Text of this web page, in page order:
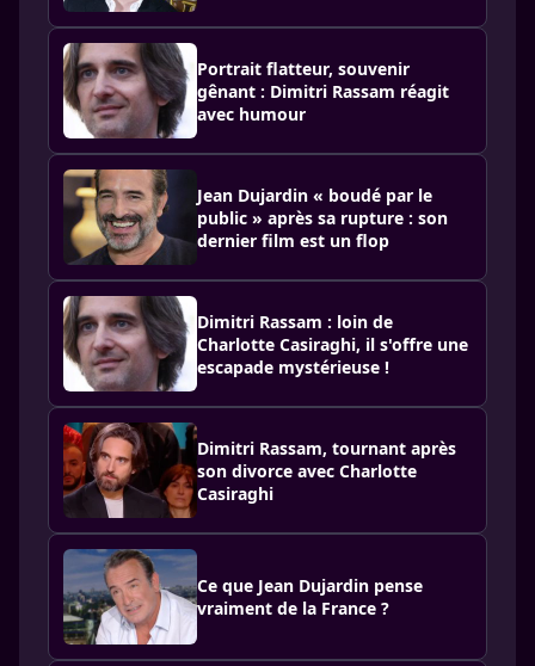
Portrait flatteur, souvenir
gênant : Dimitri Rassam réagit
avec humour
Jean Dujardin « boudé par le
public » après sa rupture : son
dernier film est un flop
Dimitri Rassam : loin de
Charlotte Casiraghi, il s'offre une
escapade mystérieuse !
Dimitri Rassam, tournant après
son divorce avec Charlotte
Casiraghi
Ce que Jean Dujardin pense
vraiment de la France ?